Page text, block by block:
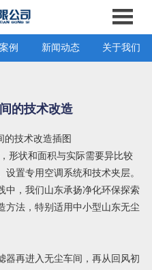
例 新闻动态 关于我们
的技术改造
形状和面积与实际需要异比较
置专用空调系统和技术夹层。
中，我们山东承扬净化环保探索
方法，特别适用中小型山东无尘
器再进入无尘车间，再从回风初